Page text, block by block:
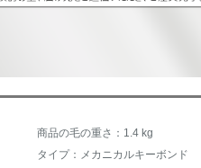
商品の毛の重さ：1.4 kg
タイプ：メカニカルキーボンド